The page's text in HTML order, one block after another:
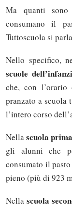
Ma quanti
consumano il
Tuttoscuola si
Nello specifico,
scuole
che, con l’orario
pranzato a scuola
l’intero corso
Nellascuola
gli alunni che
consumato il
pieno (più di 923
Nella scuola